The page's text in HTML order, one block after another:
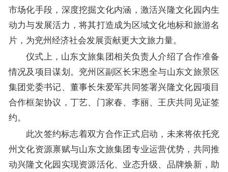
市场化手段，深度挖掘文化内涵，激活兴隆文化园内生
动力与发展活力，将其打造成为区域文化地标和旅游名
片，为兖州经济社会发展贡献更大文旅力量。
仪式上，山东文旅集团相关负责人介绍了合作准备
情况及项目谋划。兖州区副区长宋恩全与山东文旅景区
集团党委书记、董事长朱爱军共同签署兴隆文化园项目
合作框架协议，丁艺、门家春、李丽、王庆共同见证签
约。
此次签约标志着双方合作正式启动，未来将依托兖
州文化资源禀赋与山东文旅集团专业运营优势，共同推
动兴隆文化园实现资源活化、业态升级、品牌焕新，助